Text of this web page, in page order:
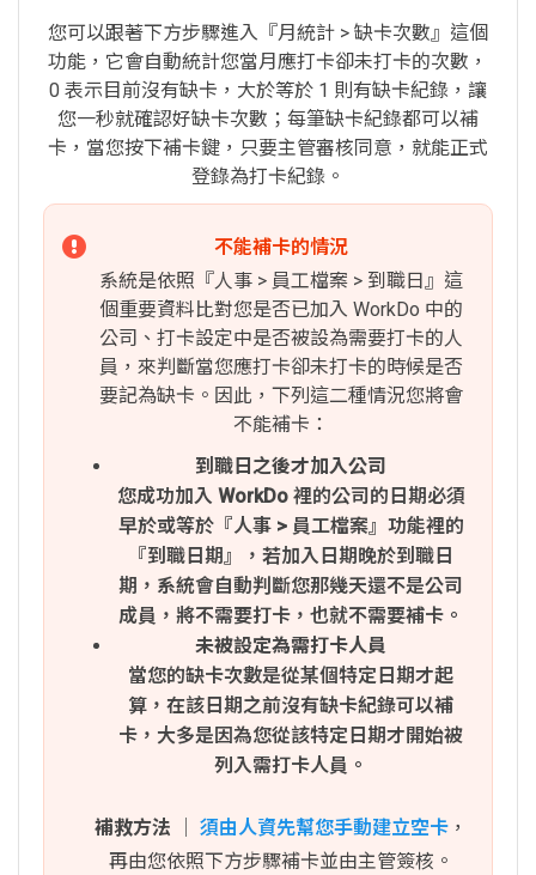
您可以跟著下方步驟進入『月統計 > 缺卡次數』這個
功能，它會自動統計您當月應打卡卻未打卡的次數，
0 表示目前沒有缺卡，大於等於 1 則有缺卡紀錄，讓
您一秒就確認好缺卡次數；每筆缺卡紀錄都可以補
卡，當您按下補卡鍵，只要主管審核同意，就能正式
登錄為打卡紀錄。
不能補卡的情況
系統是依照『人事 > 員工檔案 > 到職日』這
個重要資料比對您是否已加入 WorkDo 中的
公司、打卡設定中是否被設為需要打卡的人
員，來判斷當您應打卡卻未打卡的時候是否
要記為缺卡。因此，下列這二種情況您將會
不能補卡：
到職日之後才加入公司
您成功加入 WorkDo 裡的公司的日期必須
早於或等於『人事 > 員工檔案』功能裡的
『到職日期』，若加入日期晚於到職日
期，系統會自動判斷您那幾天還不是公司
成員，將不需要打卡，也就不需要補卡。
未被設定為需打卡人員
當您的缺卡次數是從某個特定日期才起
算，在該日期之前沒有缺卡紀錄可以補
卡，大多是因為您從該特定日期才開始被
列入需打卡人員。
補救方法 須由人資先幫您手動建立空卡 ，
再由您依照下方步驟補卡並由主管簽核。